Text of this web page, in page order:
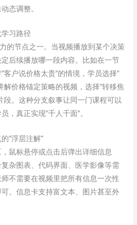
态调整。
习路径
的节点之一。当视频播放到某个决策
后续播放哪一段内容。比如在一节
客户说价格太贵”的情境，学员选择”
解价格锚定策略的视频，选择”转移焦
段。这种分支叙事让同一门课程可以
，真正实现”千人千面”。
”浮层注解”
鼠标悬停或点击后弹出详细信息
杂图表、代码界面、医学影像等需
不需要在视频里把所有信息一次性
。信息卡支持富文本、图片甚至外